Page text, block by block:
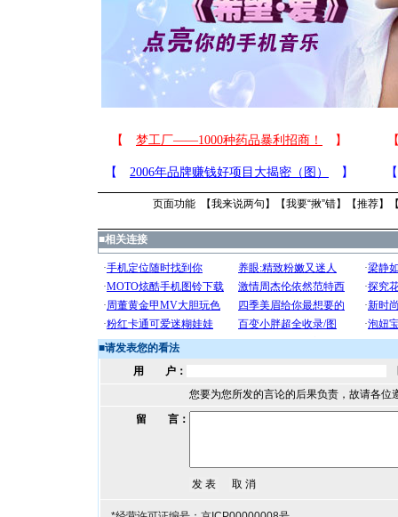
页面功能 【我来说两句 】【我要“揪”错】【推荐】
■相关连接
■请发表您的看法
用 户：
您要为您所发的言论的后果负责，故请各位
留 言：